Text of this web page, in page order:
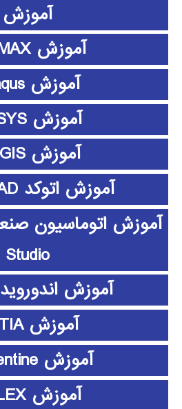
آموزش
آموزش 3D MAX
آموزش abaqus
آموزش ANSYS
آموزش ArcGIS
آموزش اتوکد AUTOCAD
Studio
آموزش اندوروید android
آموزش CATIA
آموزش clementine
آموزش CPLEX